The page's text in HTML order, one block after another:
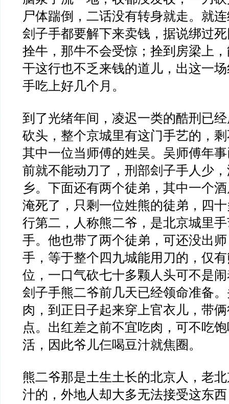
尸体踹倒，二话没有转身就走。就
刽子手都要解下来卖钱，据说绑过
拴牛，那牛不会受惊；拴到房梁上
干这行也不乏来钱的道儿，出这一
手吃上好几个月。
到了光绪年间，凌迟一类的酷刑已
砍头，整个京城里有这门手艺的，
其中一位当师傅的姓吴。吴师傅年
前就不能动刀了，刑部刽子手人少
乡。下面还有两个徒弟，其中一个
淹死了，只剩一位姓熊的徒弟，四
行第二，人称熊二爷，是北京城里
手。他也带了两个徒弟，可还没出
手，等于整个四九城能用刀的，仅
位，一口气砍七十多颗人头可不是
刽子手熊二爷前几天已经领命准备
肉，到正日子起来穿上官衣儿，带
点。出红差之前不宜吃肉，可不吃
活，因此爷儿仨喝豆汁就焦圈。
熊二爷那是土生土长的北京人，老
汁的，外地人却大多无法接受这东